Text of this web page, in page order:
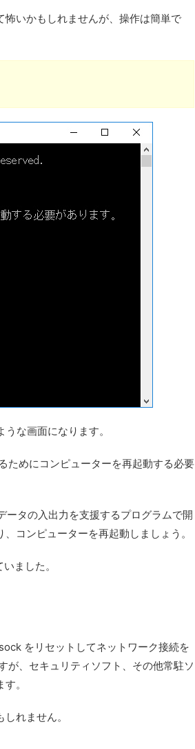
いかもしれませんが、操作は簡単で
な画面になります。
ためにコンピューターを再起動する必要
タの入出力を支援するプログラムで開
コンピューターを再起動しましょう。
ました。
をリセットしてネットワーク接続を
が、セキュリティソフト、その他常駐ソ
。
れません。